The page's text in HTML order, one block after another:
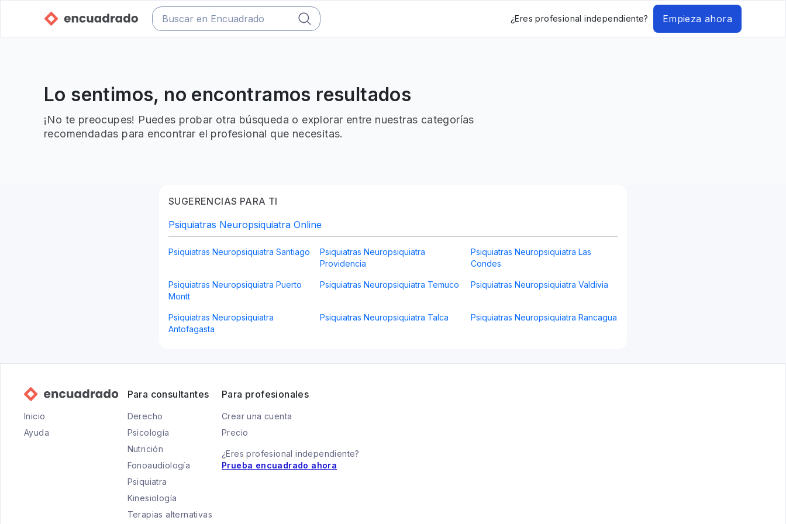
¿Eres profesional independiente? Empieza ahora
Lo sentimos, no encontramos resultados
¡No te preocupes! Puedes probar otra búsqueda o explorar entre nuestras categorías
recomendadas para encontrar el profesional que necesitas.
SUGERENCIAS PARA TI
Psiquiatras Neuropsiquiatra Online
Psiquiatras Neuropsiquiatra Santiago
Psiquiatras Neuropsiquiatra
Providencia
Psiquiatras Neuropsiquiatra Las
Condes
Psiquiatras Neuropsiquiatra Puerto
Montt
Psiquiatras Neuropsiquiatra Temuco Psiquiatras Neuropsiquiatra Valdivia
Psiquiatras Neuropsiquiatra
Antofagasta
Psiquiatras Neuropsiquiatra Talca Psiquiatras Neuropsiquiatra Rancagua
Inicio
Ayuda
Para consultantes
Derecho
Psicología
Nutrición
Fonoaudiología
Psiquiatra
Kinesiología
Terapias alternativas
Para profesionales
Crear una cuenta
Precio
¿Eres profesional independiente?
Prueba encuadrado ahora